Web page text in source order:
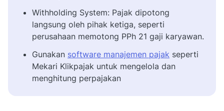
Withholding System: Pajak dipotong
langsung oleh pihak ketiga, seperti
perusahaan memotong PPh 21 gaji karyawan.
Gunakan software manajemen pajak seperti
Mekari Klikpajak untuk mengelola dan
menghitung perpajakan